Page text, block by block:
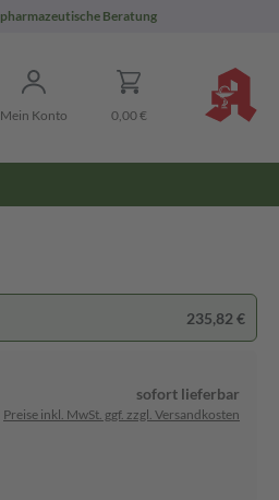
pharmazeutische Beratung
Mein Konto 0,00 €
235,82 €
sofort lieferbar
Preise inkl. MwSt. ggf. zzgl. Versandkosten